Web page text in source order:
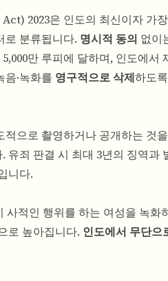
2023은 인도의 최신이자 가
로 분류됩니다. 명시적 동의 없이
만 루피에 달하며, 인도에서
·녹화를 영구적으로 삭제하도
으로 촬영하거나 공개하는 것
죄 판결 시 최대 3년의 징역과
니다.
적인 행위를 하는 여성을 녹화
로 높아집니다. 인도에서 무단으